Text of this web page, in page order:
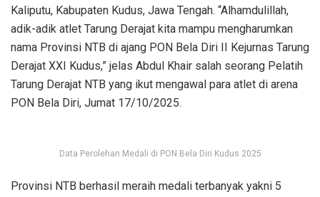
Kaliputu, Kabupaten Kudus, Jawa Tengah. “Alhamdulillah,
adik-adik atlet Tarung Derajat kita mampu mengharumkan
nama Provinsi NTB di ajang PON Bela Diri II Kejurnas Tarung
Derajat XXI Kudus,” jelas Abdul Khair salah seorang Pelatih
Tarung Derajat NTB yang ikut mengawal para atlet di arena
PON Bela Diri, Jumat 17/10/2025.
Data Perolehan Medali di PON Bela Diri Kudus 2025
Provinsi NTB berhasil meraih medali terbanyak yakni 5